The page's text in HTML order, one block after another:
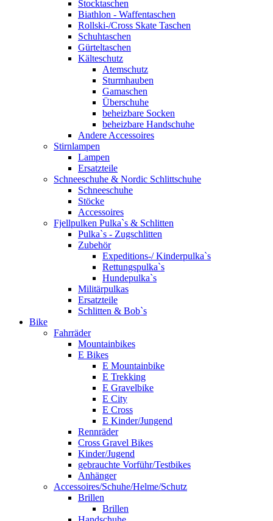
Stocktaschen
Biathlon - Waffentaschen
Rollski-/Cross Skate Taschen
Schuhtaschen
Gürteltaschen
Kälteschutz
Atemschutz
Sturmhauben
Gamaschen
Überschuhe
beheizbare Socken
beheizbare Handschuhe
Andere Accessoires
Stirnlampen
Lampen
Ersatzteile
Schneeschuhe & Nordic Schlittschuhe
Schneeschuhe
Stöcke
Accessoires
Fjellpulken Pulka`s & Schlitten
Pulka`s - Zugschlitten
Zubehör
Expeditions-/ Kinderpulka`s
Rettungspulka`s
Hundepulka`s
Militärpulkas
Ersatzteile
Schlitten & Bob`s
Bike
Fahrräder
Mountainbikes
E Bikes
E Mountainbike
E Trekking
E Gravelbike
E City
E Cross
E Kinder/Jungend
Rennräder
Cross Gravel Bikes
Kinder/Jugend
gebrauchte Vorführ/Testbikes
Anhänger
Accessoires/Schuhe/Helme/Schutz
Brillen
Brillen